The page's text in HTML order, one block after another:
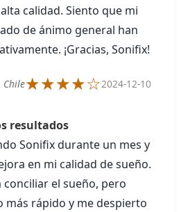
calidad. Siento que mi
de ánimo general han
¡Gracias, Sonifix!
Chile★★★★☆2024-12-10
resultados
Sonifix durante un mes y
en mi calidad de sueño.
conciliar el sueño, pero
más rápido y me despierto